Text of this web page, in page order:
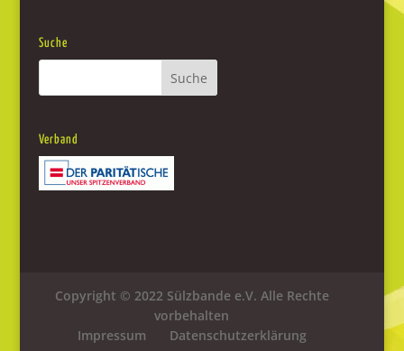
Suche
Verband
Copyright © 2022 Sülzbande e.V. Alle Rechte
vorbehalten
Impressum
Datenschutzerklärung